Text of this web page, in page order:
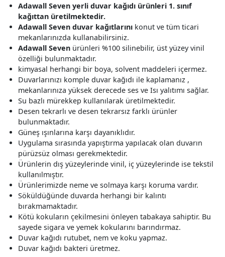
Adawall Seven yerli duvar kağıdı ürünleri 1. sınıf
kağıttan üretilmektedir.
Adawall Seven duvar kağıtlarını konut ve tüm ticari
mekanlarınızda kullanabilirsiniz.
Adawall Seven ürünleri %100 silinebilir, üst yüzey vinil
özelliği bulunmaktadır.
kimyasal herhangi bir boya, solvent maddeleri içermez.
Duvarlarınızı komple duvar kağıdı ile kaplamanız ,
mekanlarınıza yüksek derecede ses ve Isı yalıtımı sağlar.
Su bazlı mürekkep kullanılarak üretilmektedir.
Desen tekrarlı ve desen tekrarsız farklı ürünler
bulunmaktadır.
Güneş ışınlarına karşı dayanıklıdır.
Uygulama sırasında yapıştırma yapılacak olan duvarın
pürüzsüz olması gerekmektedir.
Ürünlerin dış yüzeylerinde vinil, iç yüzeylerinde ise tekstil
kullanılmıştır.
Ürünlerimizde neme ve solmaya karşı koruma vardır.
Söküldüğünde duvarda herhangi bir kalıntı
bırakmamaktadır.
Kötü kokuların çekilmesini önleyen tabakaya sahiptir. Bu
sayede sigara ve yemek kokularını barındırmaz.
Duvar kağıdı rutubet, nem ve koku yapmaz.
Duvar kağıdı bakteri üretmez.